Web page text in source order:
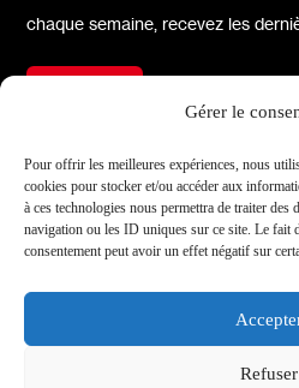
Gérer le
Pour offrir les meilleures expériences, nous
cookies pour stocker et/ou accéder aux
à ces technologies nous permettra de traiter des
navigation ou les ID uniques sur ce site. Le fait
consentement peut avoir un effet négatif sur
Refuser
chaque semaine, recevez les
À propos
Qui sommes-nous
L'équipe
Archives